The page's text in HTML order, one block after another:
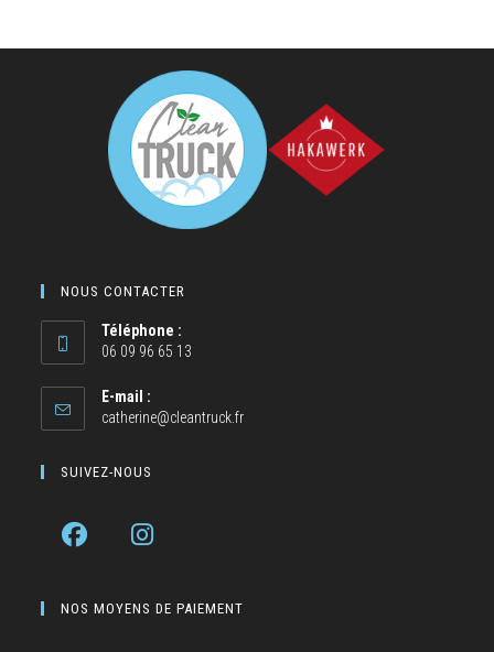
NOUS CONTACTER
Téléphone :
06 09 96 65 13
E-mail :
catherine@cleantruck.fr
SUIVEZ-NOUS
NOS MOYENS DE PAIEMENT